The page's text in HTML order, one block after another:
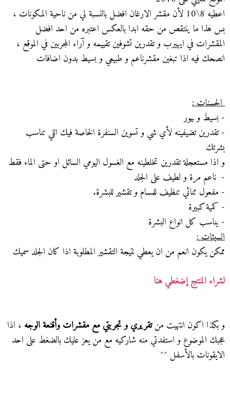
اعطيه 8\10 لأن مقشر الارغان افضل بالنسبة لي من ناحية المكونات ،
بس هذا ما ينتقص من حقه ابدا بالعكس اعتبره من احد افضل
المقشرات في ايهيرب و تقدرين تشوفين تقييمه و آراء المجربين في الموقع ،
انصحك فيه اذا تبغين مقشرناعم و طبيعي و بسيط بدون اضافات
الحسنات :
- بسيط و بيور
- تقدرين تضيفينه لأي شي و تسوين السنفرة الخاصة فيك اللي تناسب
بشرتك
و اذا مستعجلة تقدرين تخلطينه مع الغسول اليومي السائل او حتى الماء فقط
- ناعم مرة و لطيف على الجلد
- مفعول ثنائي تنظيف للمسام و تقشير للبشرة.
- كمية كبيرة
- يناسب كل انواع البشرة
السيئات :
ممكن يكون انعم من ان يعطي نتيجة التقشير المطلوبة اذا كان الجلد سميك
لشراء المنتج إضغطي هنا
و بكذا اكون انتهيت منتقريري و تجربتي مع مقشرات وأقنعة الوجه، اذا
عجبك الموضوع و استفدتي منه شاركيه مع من يعز عليك بالضغط على احد
الايقونات بالأسفل ^^